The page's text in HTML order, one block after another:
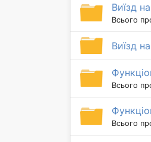
Виїзд
Всього
Виїзд
Всього
Всього